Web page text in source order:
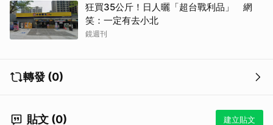
狂買35公斤！日人曬「超台戰利品」 網
笑：一定有去小北
鏡週刊
轉發 (0)
貼文 (0) 建立貼文